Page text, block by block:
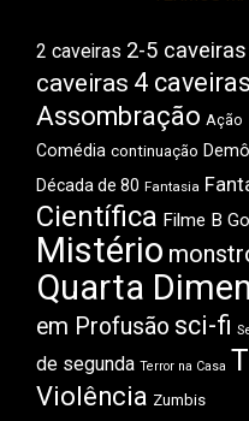
2 caveiras 2-5 caveiras
caveiras 4 caveiras
Assombração Ação
Comédia continuação
Década de 80 Fantasia
Científica Filme B
Mistério
Quarta
em Profusão sci-fi
de segunda Terror na Casa
Violência Zumbis